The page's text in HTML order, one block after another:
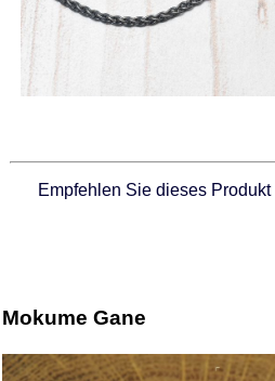
Empfehlen Sie dieses Produkt
Mokume Gane